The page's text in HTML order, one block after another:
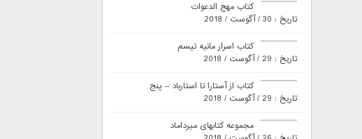
کتاب مهج الدعوات
تاریخ : 30 / آگوست / 2018
کتاب اسرار مانیه تیسم
تاریخ : 29 / آگوست / 2018
کتاب از آستارا تا استارباد – پنج
تاریخ : 29 / آگوست / 2018
مجموعه کتابهای میرداماد